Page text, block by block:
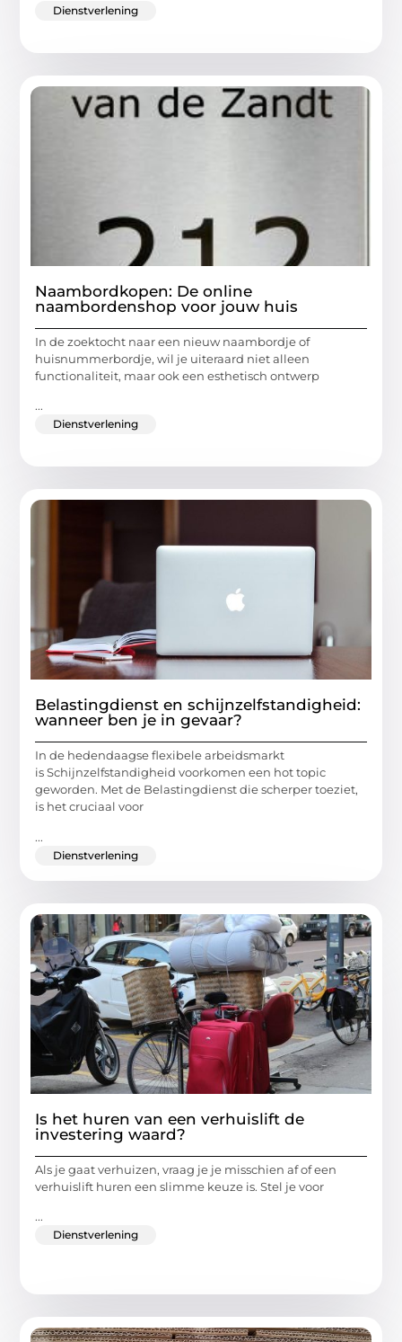
Dienstverlening
Naambordkopen: De online
naambordenshop voor jouw huis
In de zoektocht naar een nieuw naambordje of
huisnummerbordje, wil je uiteraard niet alleen
functionaliteit, maar ook een esthetisch ontwerp
...
Dienstverlening
Belastingdienst en schijnzelfstandigheid:
wanneer ben je in gevaar?
In de hedendaagse flexibele arbeidsmarkt
is Schijnzelfstandigheid voorkomen een hot topic
geworden. Met de Belastingdienst die scherper toeziet,
is het cruciaal voor
...
Dienstverlening
Is het huren van een verhuislift de
investering waard?
Als je gaat verhuizen, vraag je je misschien af of een
verhuislift huren een slimme keuze is. Stel je voor
...
Dienstverlening